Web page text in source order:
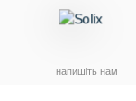
напишіть нам